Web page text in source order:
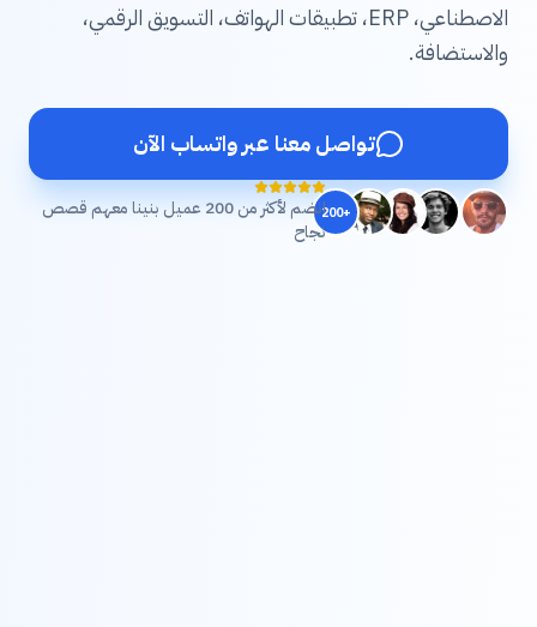
الاصطناعي، ERP، تطبيقات الهواتف، التسويق الرقمي،
والاستضافة.
تواصل معنا عبر واتساب الآن
+200
انضم لأكثر من 200 عميل بنينا معهم قصص
نجاح